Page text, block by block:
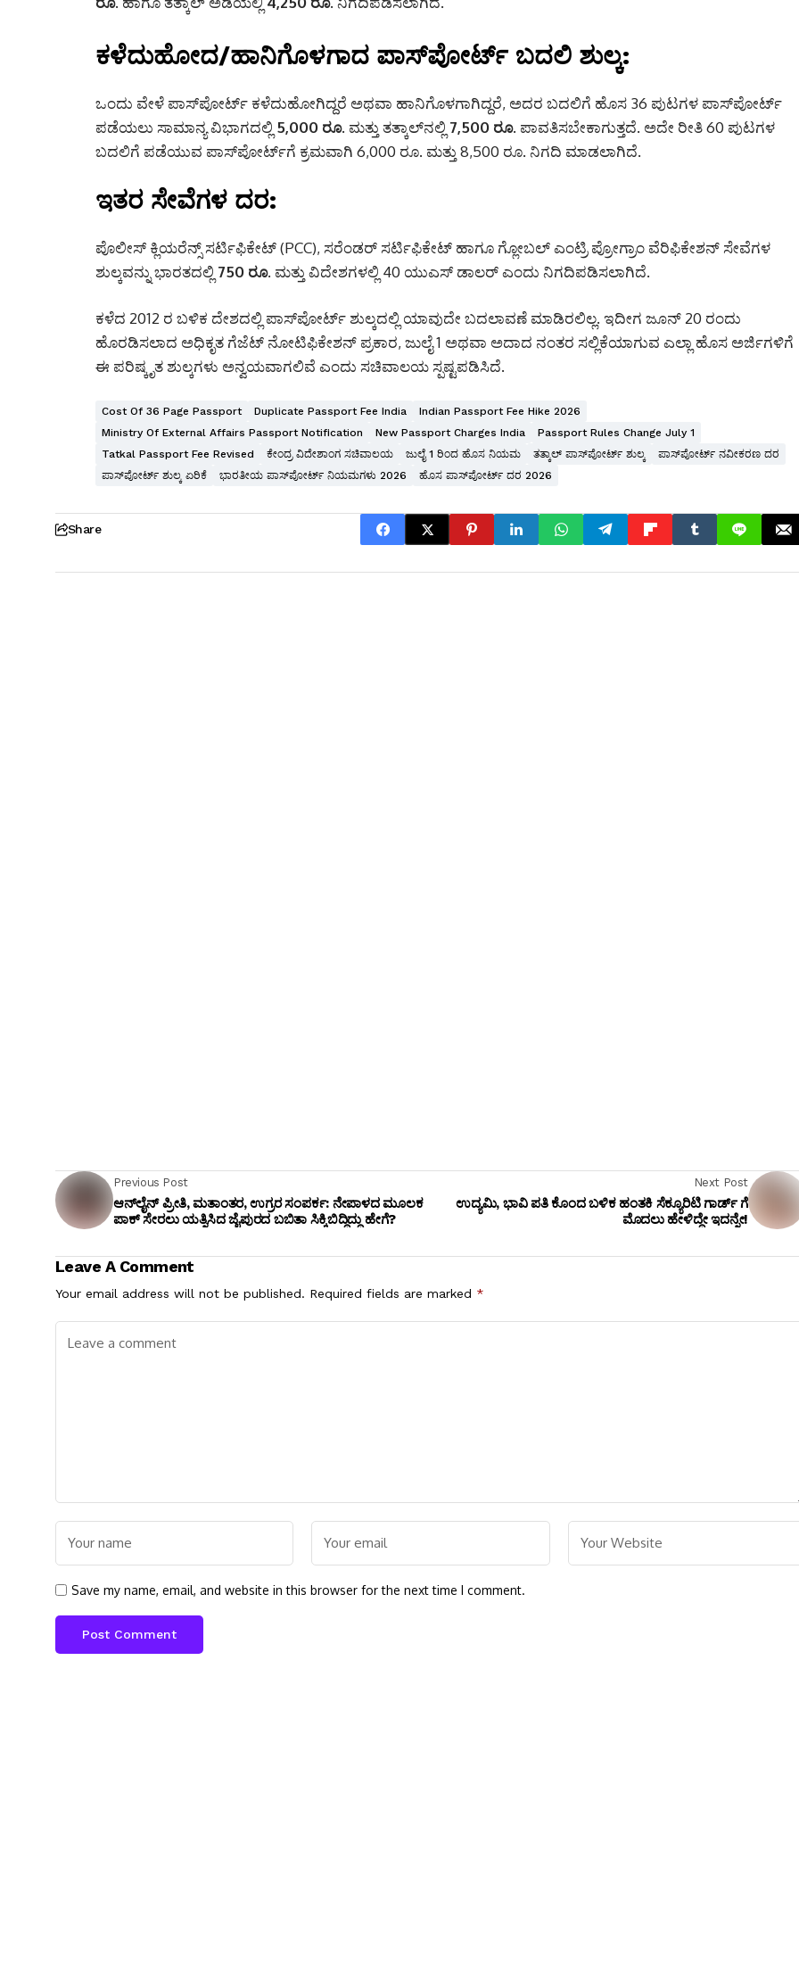
ಕಳೆದುಹೋದ/ಹಾನಿಗೊಳಗಾದ ಪಾಸ್‌ಪೋರ್ಟ್ ಬದಲಿ ಶುಲ್ಕ:
ಒಂದು ವೇಳೆ ಪಾಸ್‌ಪೋರ್ಟ್ ಕಳೆದುಹೋಗಿದ್ದರೆ ಅಥವಾ ಹಾನಿಗೊಳಗಾಗಿದ್ದರೆ, ಅದರ ಬದಲಿಗೆ ಹೊಸ 36 ಪುಟಗಳ ಪಾಸ್‌ಪೋರ್ಟ್
ಪಡೆಯಲು ಸಾಮಾನ್ಯ ವಿಭಾಗದಲ್ಲಿ 5,000 ರೂ. ಮತ್ತು ತತ್ಕಾಲ್‌ನಲ್ಲಿ 7,500 ರೂ. ಪಾವತಿಸಬೇಕಾಗುತ್ತದೆ. ಅದೇ ರೀತಿ 60 ಪುಟಗಳ
ಬದಲಿಗೆ ಪಡೆಯುವ ಪಾಸ್‌ಪೋರ್ಟ್‌ಗೆ ಕ್ರಮವಾಗಿ 6,000 ರೂ. ಮತ್ತು 8,500 ರೂ. ನಿಗದಿ ಮಾಡಲಾಗಿದೆ.
ಇತರ ಸೇವೆಗಳ ದರ:
ಪೊಲೀಸ್ ಕ್ಲಿಯರೆನ್ಸ್ ಸರ್ಟಿಫಿಕೇಟ್ (PCC), ಸರೆಂಡರ್ ಸರ್ಟಿಫಿಕೇಟ್ ಹಾಗೂ ಗ್ಲೋಬಲ್ ಎಂಟ್ರಿ ಪ್ರೋಗ್ರಾಂ ವೆರಿಫಿಕೇಶನ್ ಸೇವೆಗಳ
ಶುಲ್ಕವನ್ನು ಭಾರತದಲ್ಲಿ 750 ರೂ. ಮತ್ತು ವಿದೇಶಗಳಲ್ಲಿ 40 ಯುಎಸ್ ಡಾಲರ್ ಎಂದು ನಿಗದಿಪಡಿಸಲಾಗಿದೆ.
ಕಳೆದ 2012 ರ ಬಳಿಕ ದೇಶದಲ್ಲಿ ಪಾಸ್‌ಪೋರ್ಟ್ ಶುಲ್ಕದಲ್ಲಿ ಯಾವುದೇ ಬದಲಾವಣೆ ಮಾಡಿರಲಿಲ್ಲ. ಇದೀಗ ಜೂನ್ 20 ರಂದು
ಹೊರಡಿಸಲಾದ ಅಧಿಕೃತ ಗೆಜೆಟ್ ನೋಟಿಫಿಕೇಶನ್ ಪ್ರಕಾರ, ಜುಲೈ 1 ಅಥವಾ ಅದಾದ ನಂತರ ಸಲ್ಲಿಕೆಯಾಗುವ ಎಲ್ಲಾ ಹೊಸ ಅರ್ಜಿಗಳಿಗೆ
ಈ ಪರಿಷ್ಕೃತ ಶುಲ್ಕಗಳು ಅನ್ವಯವಾಗಲಿವೆ ಎಂದು ಸಚಿವಾಲಯ ಸ್ಪಷ್ಟಪಡಿಸಿದೆ.
Cost Of 36 Page Passport Duplicate Passport Fee India
Indian Passport Fee Hike 2026
Ministry Of External Affairs Passport Notification
New Passport Charges India
Passport Rules Change July 1
Tatkal Passport Fee Revised
ಕೇಂದ್ರ ವಿದೇಶಾಂಗ ಸಚಿವಾಲಯ ಜುಲೈ 1 ರಿಂದ ಹೊಸ ನಿಯಮ ತತ್ಕಾಲ್ ಪಾಸ್‌ಪೋರ್ಟ್ ಶುಲ್ಕ
ಪಾಸ್‌ಪೋರ್ಟ್ ನವೀಕರಣ ದರ
ಪಾಸ್‌ಪೋರ್ಟ್ ಶುಲ್ಕ ಏರಿಕೆ
ಭಾರತೀಯ ಪಾಸ್‌ಪೋರ್ಟ್ ನಿಯಮಗಳು 2026 ಹೊಸ ಪಾಸ್‌ಪೋರ್ಟ್ ದರ 2026
Share
Previous Post
ಆನ್‌ಲೈನ್ ಪ್ರೀತಿ, ಮತಾಂತರ, ಉಗ್ರರ ಸಂಪರ್ಕ: ನೇಪಾಳದ ಮೂಲಕ
ಪಾಕ್ ಸೇರಲು ಯತ್ನಿಸಿದ ಜೈಪುರದ ಬಬಿತಾ ಸಿಕ್ಕಿಬಿದ್ದಿದ್ದು ಹೇಗೆ?
Next Post
ಉದ್ಯಮಿ, ಭಾವಿ ಪತಿ ಕೊಂದ ಬಳಿಕ ಹಂತಕಿ ಸೆಕ್ಯೂರಿಟಿ ಗಾರ್ಡ್ ಗೆ
ಮೊದಲು ಹೇಳಿದ್ದೇ ಇದನ್ನೇ!
Leave A Comment
Your email address will not be published. Required fields are marked *
Save my name, email, and website in this browser for the next time I comment.